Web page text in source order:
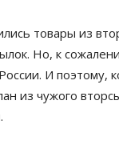
товары из
Но, к
И поэтому,
из чужого